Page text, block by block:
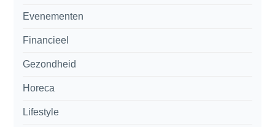
Evenementen
Financieel
Gezondheid
Horeca
Lifestyle